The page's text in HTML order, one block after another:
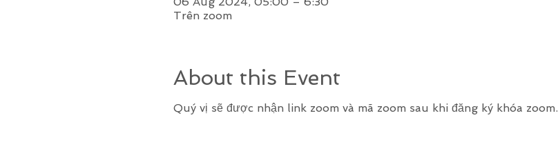
Trên zoom
About this Event
Quý vị sẽ được nhận link zoom và mã zoom sau khi đăng ký khóa zoom.